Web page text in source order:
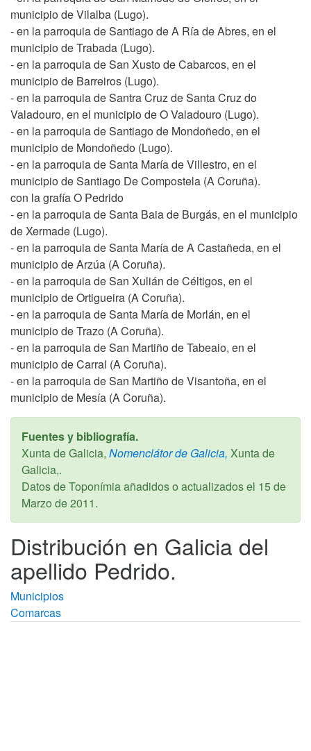
municipio de Vilalba (Lugo).
- en la parroquia de Santiago de A Ría de Abres, en el
municipio de Trabada (Lugo).
- en la parroquia de San Xusto de Cabarcos, en el
municipio de Barreiros (Lugo).
- en la parroquia de Santra Cruz de Santa Cruz do
Valadouro, en el municipio de O Valadouro (Lugo).
- en la parroquia de Santiago de Mondoñedo, en el
municipio de Mondoñedo (Lugo).
- en la parroquia de Santa María de Villestro, en el
municipio de Santiago De Compostela (A Coruña).
con la grafía O Pedrido
- en la parroquia de Santa Baia de Burgás, en el municipio
de Xermade (Lugo).
- en la parroquia de Santa María de A Castañeda, en el
municipio de Arzúa (A Coruña).
- en la parroquia de San Xulián de Céltigos, en el
municipio de Ortigueira (A Coruña).
- en la parroquia de Santa María de Morlán, en el
municipio de Trazo (A Coruña).
- en la parroquia de San Martiño de Tabeaio, en el
municipio de Carral (A Coruña).
- en la parroquia de San Martiño de Visantoña, en el
municipio de Mesía (A Coruña).
Fuentes y bibliografía.
Xunta de Galicia, Nomenclátor de Galicia, Xunta de
Galicia,.
Datos de Toponímia añadidos o actualizados el 15 de
Marzo de 2011.
Distribución en Galicia del
apellido Pedrido.
Municipios
Comarcas